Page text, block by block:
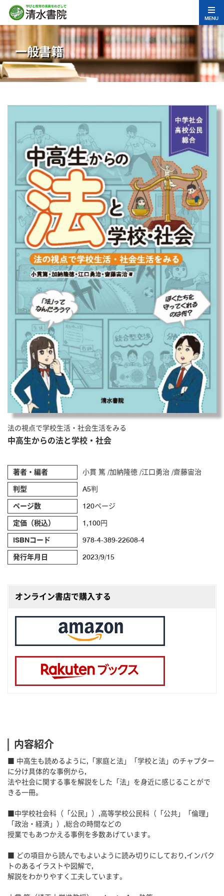
MENU
一般書籍
法の視点で学校生活・社会生活をみる
中高生からの法と学校・社会
著者・編者 小貫 篤 /加納隆徳 /江口勇治 /齋藤宙治
判型 A5判
ページ数 120ページ
定価（税込） 1,100円
ISBNコード 978-4-389-22608-4
発行年月日 2023/9/15
オンライン書店で購入する
内容紹介
■ 中高生も読めるように,「家庭と法」「学校と法」のチャプター
に分け具体的な事例から,
法や社会に関する事を解説をした「法」を身近に感じることがで
きる一冊。
■中学校社会科（「公民」）,高等学校公民科（「公共」「倫理」
「政治・経済」）,総合の時間などの
授業でもあつかえる事例を多数あげています。
■ どの項目から読んでもよいように読み切りにしており,インパク
トのあるイラストや図解で,
解説をわかりやすく工夫しています。